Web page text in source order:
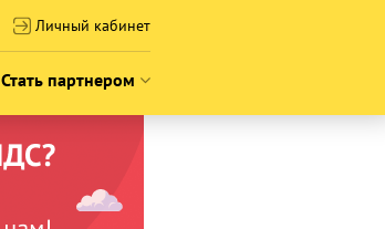
Личный кабинет
Стать партнером
О франшизе
Истории успеха